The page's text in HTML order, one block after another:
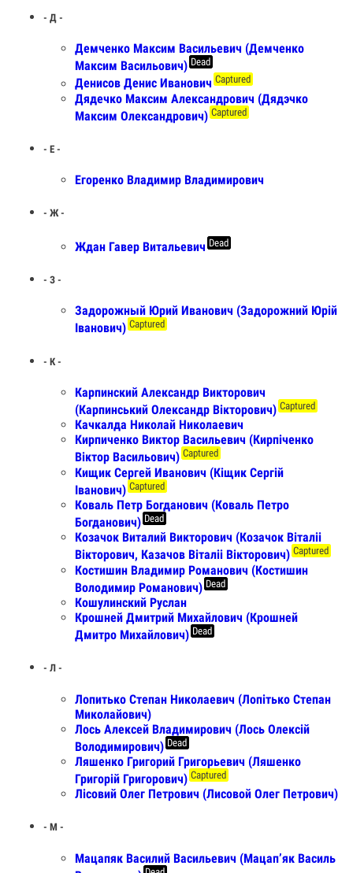
- Д -
Демченко Максим Васильевич (Демченко
Максим Васильович) Dead
Денисов Денис Иванович Captured
Дядечко Максим Александрович (Дядэчко
Максим Олександрович) Captured
- Е -
Егоренко Владимир Владимирович
- Ж -
Ждан Гавер Витальевич Dead
- З -
Задорожный Юрий Иванович (Задорожний Юрій
Іванович) Captured
- К -
Карпинский Александр Викторович
(Карпинський Олександр Вікторович) Captured
Качкалда Николай Николаевич
Кирпиченко Виктор Васильевич (Кирпіченко
Віктор Васильович) Captured
Кищик Сергей Иванович (Кіщик Сергій
Іванович) Captured
Коваль Петр Богданович (Коваль Петро
Богданович) Dead
Козачок Виталий Викторович (Козачок Віталіі
Вікторович, Казачов Віталіі Вікторович) Captured
Костишин Владимир Рoманoвич (Костишин
Вoлoдимир Рoманoвич) Dead
Кошулинский Руслан
Крошней Дмитрий Михайлович (Крошней
Дмитро Михайлович) Dead
- Л -
Лопитько Степан Николаевич (Лопітько Степан
Миколайович)
Лось Алексей Владимирович (Лось Олексій
Володимирович) Dead
Ляшенко Григорий Григорьевич (Ляшенко
Григорій Григорович) Captured
Лісовий Олег Петрович (Лисовой Олег Петрович)
- М -
Мацапяк Василий Васильевич (Мацап’як Василь